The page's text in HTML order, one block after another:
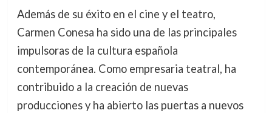
Además de su éxito en el cine y el teatro,
Carmen Conesa ha sido una de las principales
impulsoras de la cultura española
contemporánea. Como empresaria teatral, ha
contribuido a la creación de nuevas
producciones y ha abierto las puertas a nuevos